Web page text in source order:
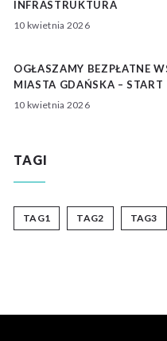
INFRASTRUKTURA
10 kwietnia 2026
OGŁASZAMY BEZPŁATNE
MIASTA GDAŃSKA – START
10 kwietnia 2026
TAGI
TAG1 TAG2 TAG3